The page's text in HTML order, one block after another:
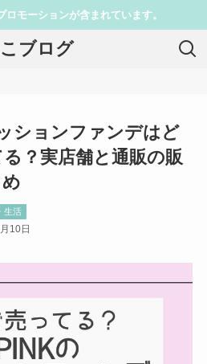
モーションが含まれています。
ブログ
ションファンデはど
？実店舗と通販の販
生活
10日